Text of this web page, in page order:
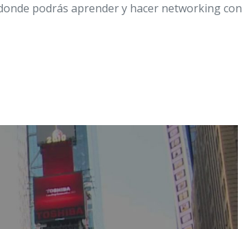
podrás aprender y hacer networking con